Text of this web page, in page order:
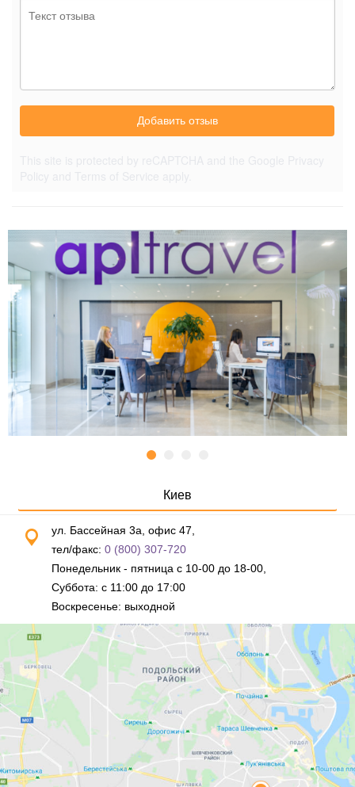
Добавить отзыв
Киев
ул. Бассейная 3а, офис 47,
тел/факс: 0 (800) 307-720
Понедельник - пятница с 10-00 до 18-00,
Суббота: с 11:00 до 17:00
Воскресенье: выходной